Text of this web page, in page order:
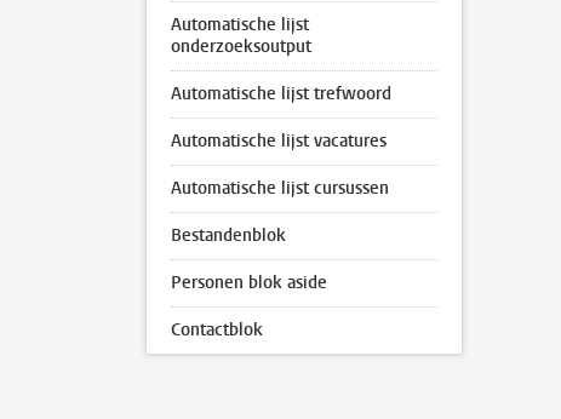
Automatische lijst
onderzoeksoutput
Automatische lijst trefwoord
Automatische lijst vacatures
Automatische lijst cursussen
Bestandenblok
Personen blok aside
Contactblok